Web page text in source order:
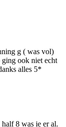
g ( was vol)
ook niet echt
alles 5*
8 was ie er al.